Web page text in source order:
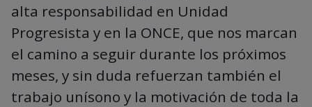
alta responsabilidad en Unidad
Progresista y en la ONCE, que nos marcan
el camino a seguir durante los próximos
meses, y sin duda refuerzan también el
trabajo unísono y la motivación de toda la